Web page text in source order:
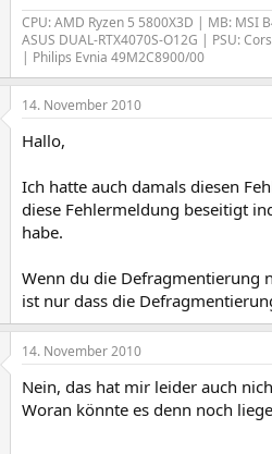
CPU: AMD Ryzen 5 5800X3D | MB: MSI
ASUS DUAL-RTX4070S-O12G | PSU:
| Philips Evnia 49M2C8900/00
14. November 2010
Hallo,
Ich hatte auch damals diesen
diese Fehlermeldung beseitigt
habe.
Wenn du die Defragmentierung
ist nur dass die
14. November 2010
Nein, das hat mir leider auch
Woran könnte es denn noch